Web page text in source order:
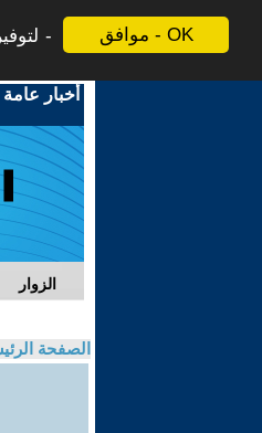
موافق - OK
أخبار عامة
الزوار
الصفحة